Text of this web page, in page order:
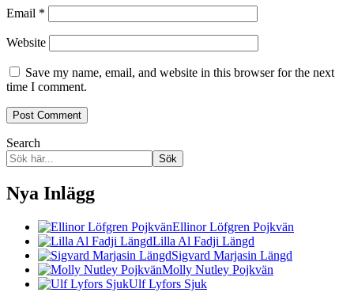
Email *
Website
Save my name, email, and website in this browser for the next
time I comment.
Search
Sök
Nya Inlägg
Ellinor Löfgren Pojkvän
Lilla Al Fadji Längd
Sigvard Marjasin Längd
Molly Nutley Pojkvän
Ulf Lyfors Sjuk